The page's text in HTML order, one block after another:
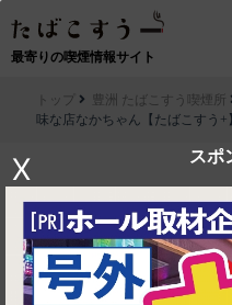
最寄りの喫煙情報サイト
スポ
X
トップ
豊洲 たばこすう喫煙所
味な店なかちゃん【たばこすう+
▶ ルートを見る
豊洲 たばこすう喫煙所│味な店